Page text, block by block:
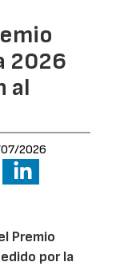
2026
al
2026
Premio
por la